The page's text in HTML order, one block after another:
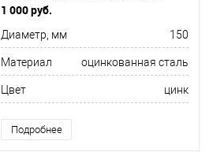
ф150х350мм
1 000 руб.
Диаметр, мм 150
Материал оцинкованная сталь
Цвет цинк
Подробнее